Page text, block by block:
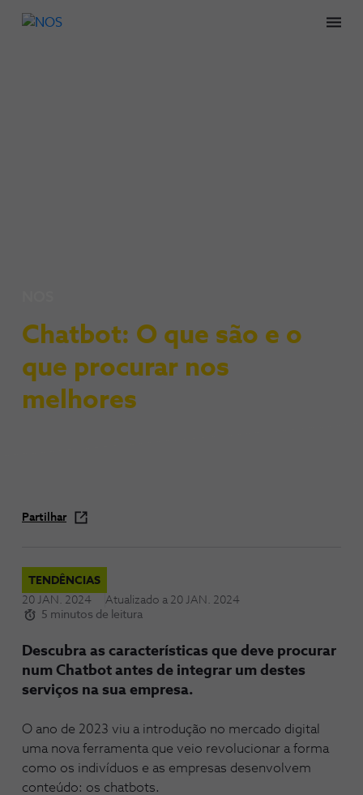
Chatbot: O que são e o
que procurar nos
melhores
Partilhar
TENDÊNCIAS
20 JAN. 2024
Atualizado a 20 JAN. 2024
5 minutos de leitura
Descubra as características que deve procurar
num Chatbot antes de integrar um destes
serviços na sua empresa.
O ano de 2023 viu a introdução no mercado digital
uma nova ferramenta que veio revolucionar a forma
como os indivíduos e as empresas desenvolvem
conteúdo: os chatbots.